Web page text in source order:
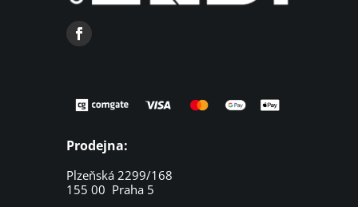
Prodejna:
Plzeňská 2299/168
155 00 Praha 5